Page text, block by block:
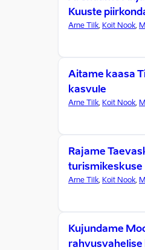
Kuuste
Arne Tilk, Koit Nook,
Aitame kaasa
kasvule
Arne Tilk, Koit Nook,
Rajame
turismikeskuse
Arne Tilk, Koit Nook,
Kujundame